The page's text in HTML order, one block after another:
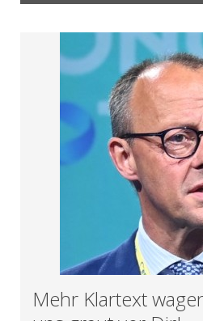
Mehr Klartext